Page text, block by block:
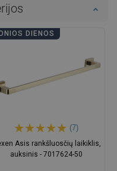
DIENOS
(7)
Asis rankšluosčių laikiklis,
auksinis - 7017624-50